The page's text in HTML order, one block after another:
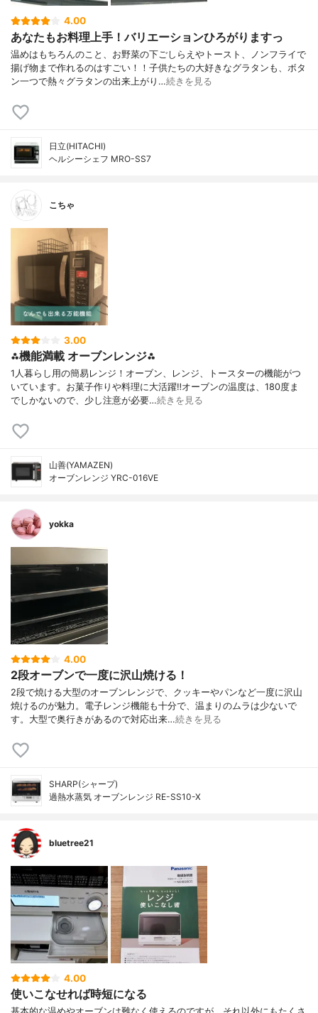
4.00
あなたもお料理上手！バリエーションひろがりますっ
温めはもちろんのこと、お野菜の下ごしらえやトースト、ノンフライで
揚げ物まで作れるのはすごい！！子供たちの大好きなグラタンも、ボタ
ン一つで熱々グラタンの出来上がり…続きを見る
日立(HITACHI)
ヘルシーシェフ MRO-SS7
こちゃ
3.00
⁂機能満載 オーブンレンジ⁂
1人暮らし用の簡易レンジ！オーブン、レンジ、トースターの機能がつ
いています。お菓子作りや料理に大活躍‼オーブンの温度は、180度ま
でしかないので、少し注意が必要…続きを見る
山善(YAMAZEN)
オーブンレンジ YRC-016VE
yokka
4.00
2段オーブンで一度に沢山焼ける！
2段で焼ける大型のオーブンレンジで、クッキーやパンなど一度に沢山
焼けるのが魅力。電子レンジ機能も十分で、温まりのムラは少ないで
す。大型で奥行きがあるので対応出来…続きを見る
SHARP(シャープ)
過熱水蒸気 オーブンレンジ RE-SS10-X
bluetree21
4.00
使いこなせれば時短になる